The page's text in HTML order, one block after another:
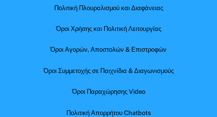
Πολιτική Πλουραλισμού και Διαφάνειας
Όροι Χρήσης και Πολιτική Λειτουργίας
Όροι Αγορών, Αποστολών & Επιστροφών
Όροι Συμμετοχής σε Παιχνίδια & Διαγωνισμούς
Όροι Παραχώρησης Video
Πολιτική Απορρήτου Chatbots